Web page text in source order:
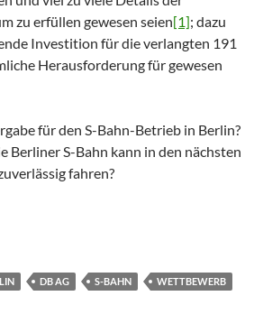
zu erfüllen gewesen seien[1]; dazu
Investition für die verlangten 191
Herausforderung für gewesen
für den S-Bahn-Betrieb in Berlin?
Berliner S-Bahn kann in den nächsten
fahren?
in Berlin: Pleite einer Ausschreibung
DB AG S-BAHN WETTBEWERB